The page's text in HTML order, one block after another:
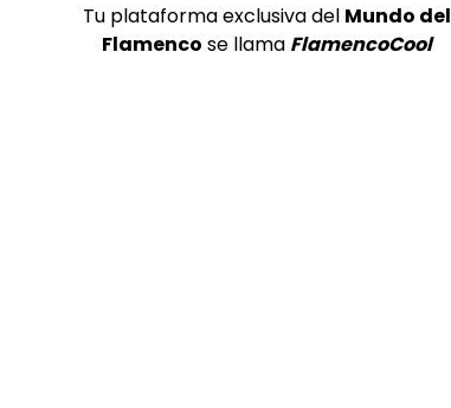
Tu plataforma exclusiva del Mundo del
Flamenco se llama FlamencoCool